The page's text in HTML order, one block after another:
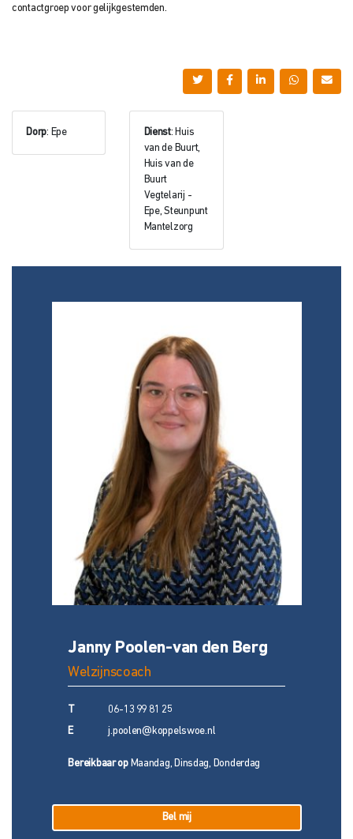
contactgroep voor gelijkgestemden.
Dorp: Epe Dienst: Huis
van de Buurt,
Huis van de
Buurt
Vegtelarij -
Epe, Steunpunt
Mantelzorg
Janny Poolen-van den Berg
Welzijnscoach
06-13 99 81 25
E j.poolen@koppelswoe.nl
Bereikbaar opMaandag, Dinsdag, Donderdag
Bel mij